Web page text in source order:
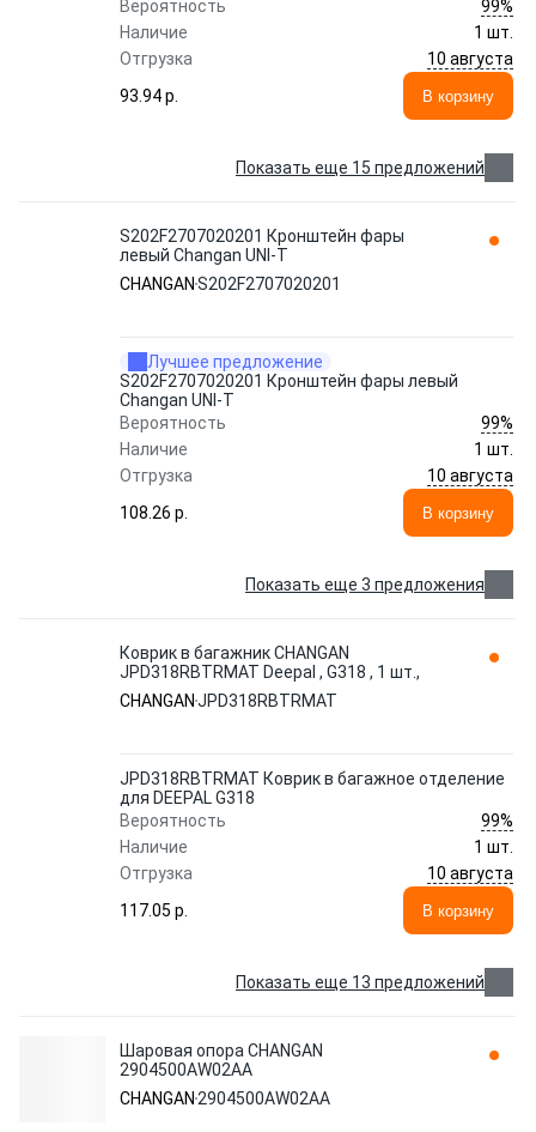
Вероятность
99%
Наличие
1 шт.
Отгрузка
10 августа
93.94 p.
В корзину
Показать еще 15 предложений
S202F2707020201 Кронштейн фары
левый Changan UNI-T
CHANGAN S202F2707020201
Лучшее предложение
S202F2707020201 Кронштейн фары левый
Changan UNI-T
Вероятность
99%
Наличие
1 шт.
Отгрузка
10 августа
108.26 p.
В корзину
Показать еще 3 предложения
Коврик в багажник CHANGAN
JPD318RBTRMAT Deepal , G318 , 1 шт.,
CHANGAN JPD318RBTRMAT
JPD318RBTRMAT Коврик в багажное отделение
для DEEPAL G318
Вероятность
99%
Наличие
1 шт.
Отгрузка
10 августа
117.05 p.
В корзину
Показать еще 13 предложений
Шаровая опора CHANGAN
2904500AW02AA
CHANGAN 2904500AW02AA